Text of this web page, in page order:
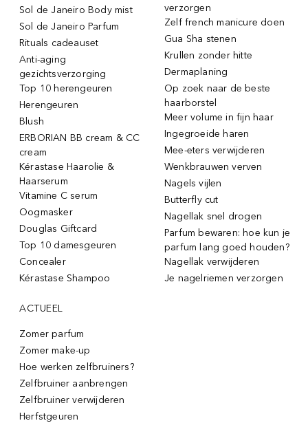
Sol de Janeiro Body mist
Sol de Janeiro Parfum
Rituals cadeauset
Anti-aging
gezichtsverzorging
Top 10 herengeuren
Herengeuren
Blush
ERBORIAN BB cream & CC
cream
Kérastase Haarolie &
Haarserum
Vitamine C serum
Oogmasker
Douglas Giftcard
Top 10 damesgeuren
Concealer
Kérastase Shampoo
verzorgen
Zelf french manicure doen
Gua Sha stenen
Krullen zonder hitte
Dermaplaning
Op zoek naar de beste
haarborstel
Meer volume in fijn haar
Ingegroeide haren
Mee-eters verwijderen
Wenkbrauwen verven
Nagels vijlen
Butterfly cut
Nagellak snel drogen
Parfum bewaren: hoe kun je
parfum lang goed houden?
Nagellak verwijderen
Je nagelriemen verzorgen
ACTUEEL
Zomer parfum
Zomer make-up
Hoe werken zelfbruiners?
Zelfbruiner aanbrengen
Zelfbruiner verwijderen
Herfstgeuren